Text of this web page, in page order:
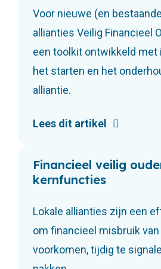
Voor nieuwe (en
allianties Veilig Financieel
een toolkit ontwikkeld
het starten en het
alliantie.
Lees dit artikel
Financieel veilig
kernfuncties
Lokale allianties zijn een
om financieel misbruik
voorkomen, tijdig te